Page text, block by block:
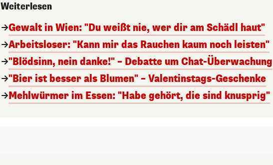
Weiterlesen
Gewalt in Wien: "Du weißt nie, wer dir am Schädl haut"
Arbeitsloser: "Kann mir das Rauchen kaum noch leisten"
"Blödsinn, nein danke!" – Debatte um Chat-Überwachung
"Bier ist besser als Blumen" – Valentinstags-Geschenke
Mehlwürmer im Essen: "Habe gehört, die sind knusprig"